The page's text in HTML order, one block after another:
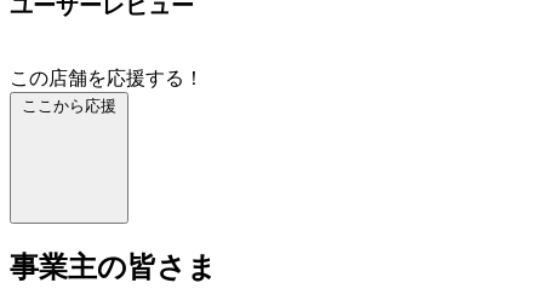
ユーザーレビュー
この店舗を応援する！
ここから応援
事業主の皆さま